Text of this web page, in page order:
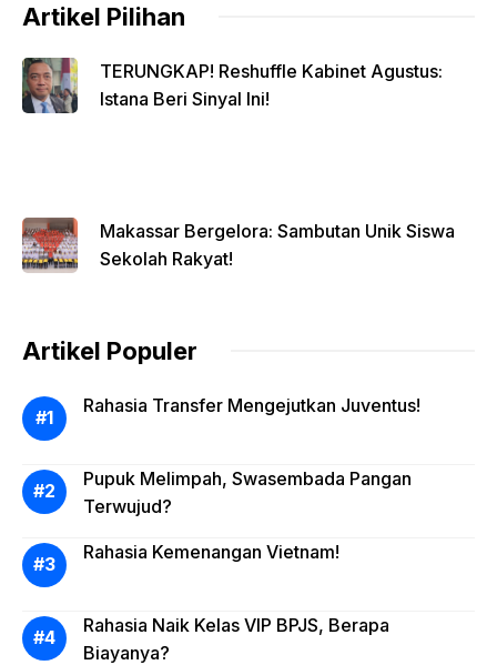
Artikel Pilihan
TERUNGKAP! Reshuffle Kabinet Agustus:
Istana Beri Sinyal Ini!
Makassar Bergelora: Sambutan Unik Siswa
Sekolah Rakyat!
Artikel Populer
Rahasia Transfer Mengejutkan Juventus!
Pupuk Melimpah, Swasembada Pangan
Terwujud?
Rahasia Kemenangan Vietnam!
Rahasia Naik Kelas VIP BPJS, Berapa
Biayanya?